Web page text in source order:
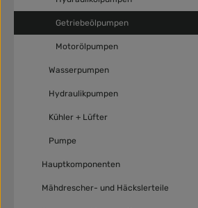
Getriebeölpumpen
Motorölpumpen
Wasserpumpen
Hydraulikpumpen
Kühler + Lüfter
Pumpe
Hauptkomponenten
Mähdrescher- und Häckslerteile